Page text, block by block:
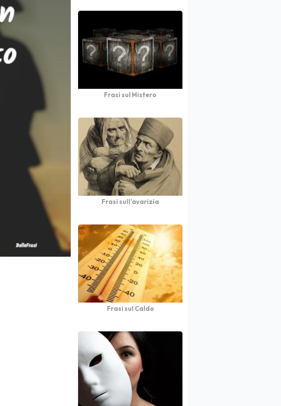
Frasi sul Mistero
Frasi sull’avarizia
Frasi sul Caldo